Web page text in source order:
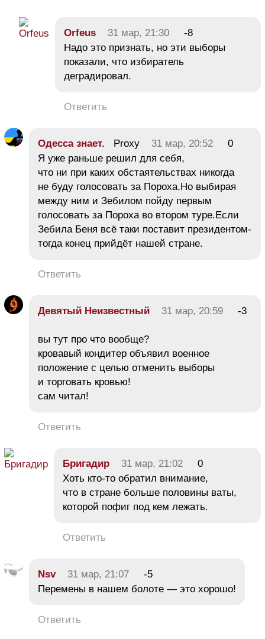
Orfeus 31 мар, 21:30
-8
Надо это признать, но эти выборы
показали, что избиратель
деградировал.
Ответить
Одесса знает. Proxy 31 мар, 20:52
0
Я уже раньше решил для себя,
что ни при каких обстаятельствах никогда
не буду голосовать за Пороха.Но выбирая
между ним и Зебилом пойду первым
голосовать за Пороха во втором туре.Если
Зебила Беня всё таки поставит президентом-
тогда конец прийдёт нашей стране.
Ответить
Девятый Неизвестный 31 мар, 20:59 -3
вы тут про что вообще?
кровавый кондитер объявил военное
положение с целью отменить выборы
и торговать кровью!
сам читал!
Ответить
Бригадир 31 мар, 21:02
0
Хоть кто-то обратил внимание,
что в стране больше половины ваты,
которой пофиг под кем лежать.
Ответить
Nsv 31 мар, 21:07
-5
Перемены в нашем болоте — это хорошо!
Ответить